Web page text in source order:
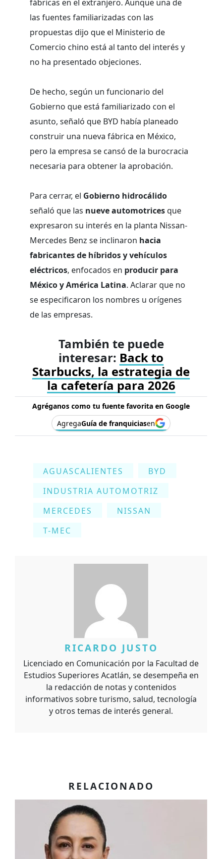
fábricas en el extranjero. Aunque una de
las fuentes familiarizadas con las
propuestas dijo que el Ministerio de
Comercio chino está al tanto del interés y
no ha presentado objeciones.
De hecho, según un funcionario del
Gobierno que está familiarizado con el
asunto, señaló que BYD había planeado
construir una nueva fábrica en México,
pero la empresa se cansó de la burocracia
necesaria para obtener la aprobación.
Para cerrar, el Gobierno hidrocálido
señaló que las nueve automotricesque
expresaron su interés en la planta Nissan-
Mercedes Benz se inclinaron hacia
fabricantes de híbridos y vehículos
eléctricos, enfocados en producir para
México y América Latina. Aclarar que no
se especificaron los nombres u orígenes
de las empresas.
También te puede
interesar: Back to
Starbucks, la estrategia de
la cafetería para 2026
Agréganos como tu fuente favorita en Google
AgregaGuía de franquiciasen
AGUASCALIENTES
BYD
INDUSTRIA AUTOMOTRIZ
MERCEDES
NISSAN
T-MEC
RICARDO JUSTO
Licenciado en Comunicación por la Facultad de
Estudios Superiores Acatlán, se desempeña en
la redacción de notas y contenidos
informativos sobre turismo, salud, tecnología
y otros temas de interés general.
RELACIONADO